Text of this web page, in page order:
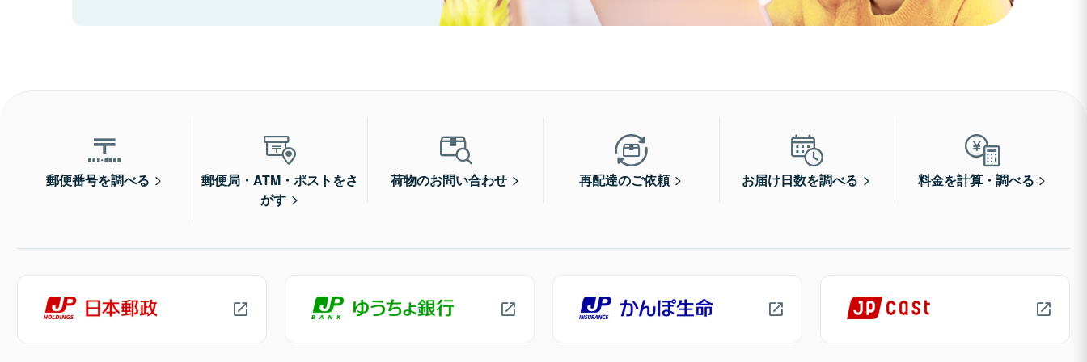
郵便番号を調べる
郵便局・ATM・ポストをさ
がす
荷物のお問い合わせ 再配達のご依頼 お届け日数を調べる 料金を計算・調べる